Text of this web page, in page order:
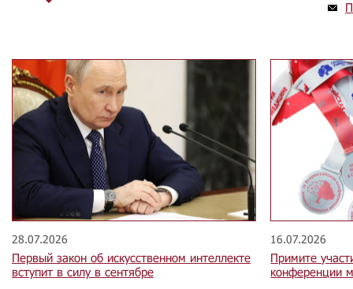
28.07.2026
Первый закон об искусственном интеллекте
вступит в силу в сентябре
16.07.2026
Примите
конференции